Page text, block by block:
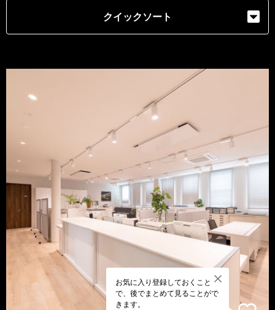
クイックソート
お気に入り登録しておくこと
で、後でまとめて見ることがで
きます。